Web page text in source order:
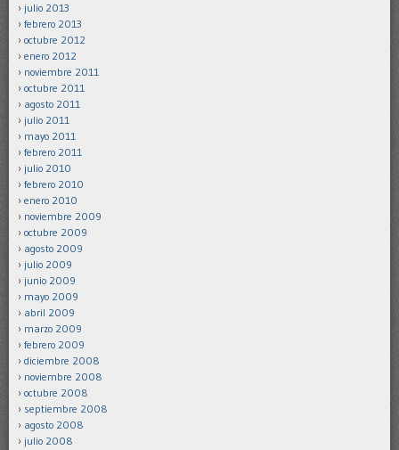
julio 2013
febrero 2013
octubre 2012
enero 2012
noviembre 2011
octubre 2011
agosto 2011
julio 2011
mayo 2011
febrero 2011
julio 2010
febrero 2010
enero 2010
noviembre 2009
octubre 2009
agosto 2009
julio 2009
junio 2009
mayo 2009
abril 2009
marzo 2009
febrero 2009
diciembre 2008
noviembre 2008
octubre 2008
septiembre 2008
agosto 2008
julio 2008